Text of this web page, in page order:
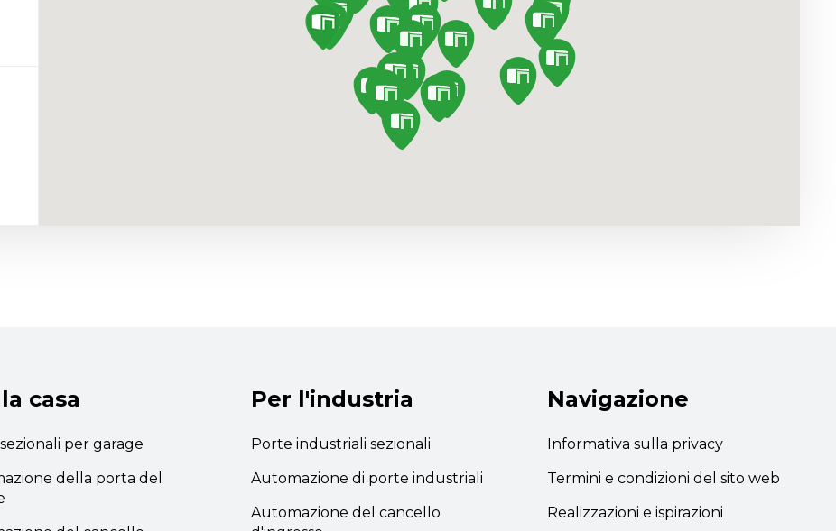
casa
per garage
della porta del
Per l'industria
Porte industriali sezionali
Automazione di porte industriali
Automazione del cancello
Navigazione
Informativa sulla privacy
Termini e condizioni del sito web
Realizzazioni e ispirazioni